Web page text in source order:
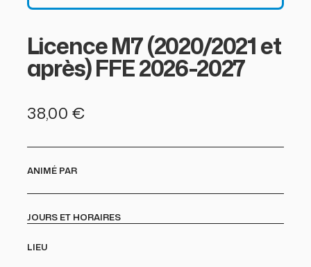
Licence M7 (2020/2021 et
après) FFE 2026-2027
38,00 €
ANIMÉ PAR
JOURS ET HORAIRES
LIEU